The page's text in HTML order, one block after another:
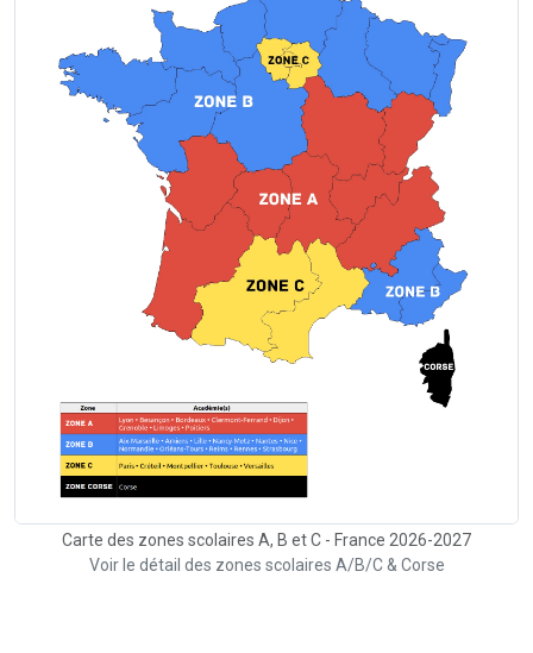
Carte des zones scolaires A, B et C - France 2026-2027
Voir le détail des zones scolaires A/B/C & Corse